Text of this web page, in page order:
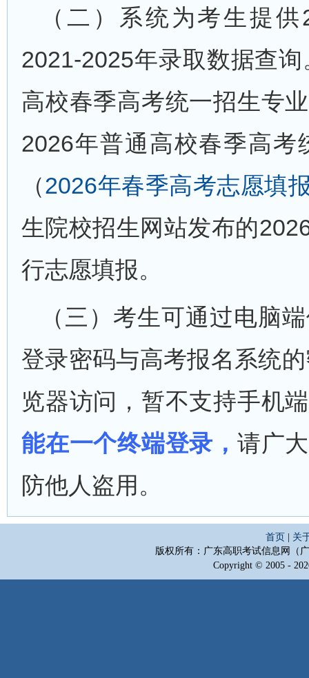
（二）系统为考生提
2021-2025年录取数据查
高校春季高考统一招生专
2026年普通高校春季高
（2026年春季高考志愿填
生院校招生网站发布的
行志愿填报。
（三）考生可通过电脑
登录密码与高考报名系统
览器访问，暂不支持手机
能在一个终端登录， 请广
防他人盗用。
首页
关
版权所有：广东高职考试信息网（
Copyright © 2005 -